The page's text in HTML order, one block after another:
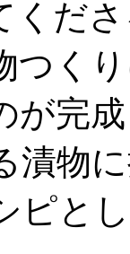
くだ
つく
が完
漬物
ピと